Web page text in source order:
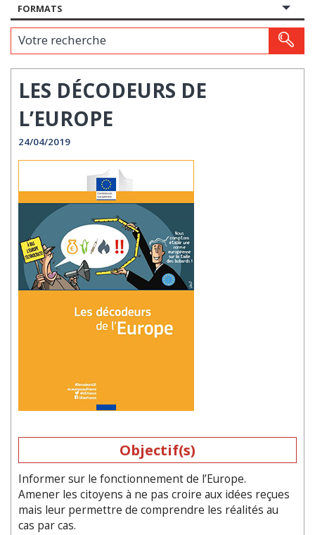
FORMATS
Votre recherche
LES DÉCODEURS DE
L’EUROPE
24/04/2019
Objectif(s)
Informer sur le fonctionnement de l’Europe.
Amener les citoyens à ne pas croire aux idées reçues
mais leur permettre de comprendre les réalités au
cas par cas.